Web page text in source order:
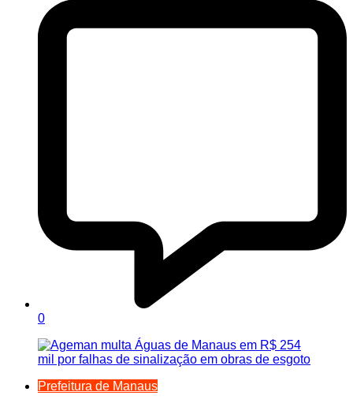
0
Prefeitura de Manaus